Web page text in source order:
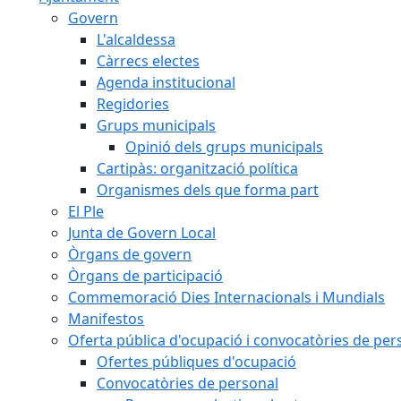
Govern
L'alcaldessa
Càrrecs electes
Agenda institucional
Regidories
Grups municipals
Opinió dels grups municipals
Cartipàs: organització política
Organismes dels que forma part
El Ple
Junta de Govern Local
Òrgans de govern
Òrgans de participació
Commemoració Dies Internacionals i Mundials
Manifestos
Oferta pública d'ocupació i convocatòries de
Ofertes públiques d'ocupació
Convocatòries de personal